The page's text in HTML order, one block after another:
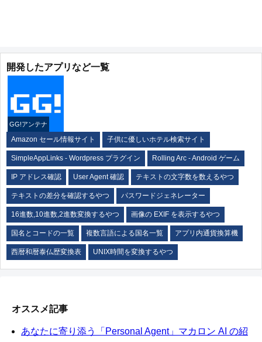
開発したアプリなど一覧
GG!アンテナ
Amazon セール情報サイト 子供に優しいホテル検索サイト
SimpleAppLinks - Wordpress プラグイン Rolling Arc - Android ゲーム
IP アドレス確認 User Agent 確認 テキストの文字数を数えるやつ
テキストの差分を確認するやつ パスワードジェネレーター
16進数,10進数,2進数変換するやつ 画像の EXIF を表示するやつ
国名とコードの一覧 複数言語による国名一覧 アプリ内通貨換算機
西暦和暦泰仏歴変換表 UNIX時間を変換するやつ
オススメ記事
あなたに寄り添う「Personal Agent」マカロン AI の紹